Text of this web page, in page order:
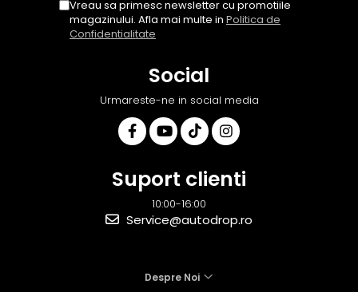
Vreau sa primesc newsletter cu promotiile
magazinului. Afla mai multe in Politica de
Confidentialitate
Social
Urmareste-ne in social media
Suport clienti
10:00-16:00
Service@autodrop.ro
Despre Noi